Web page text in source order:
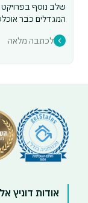
המגדלים כבר
לכתבה מלאה
אודות דוניץ